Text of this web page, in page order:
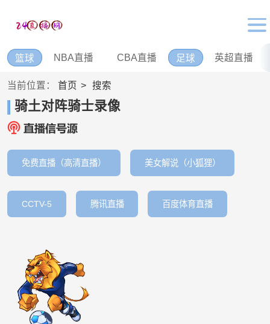
篮球 NBA直播 CBA直播 足球 英超直播
当前位置： 首页 搜索
骑土对阵骑士录像
免费直播（高清直播） 美女解说（小狐狸）
CCTV-5 腾讯直播 百度体育直播